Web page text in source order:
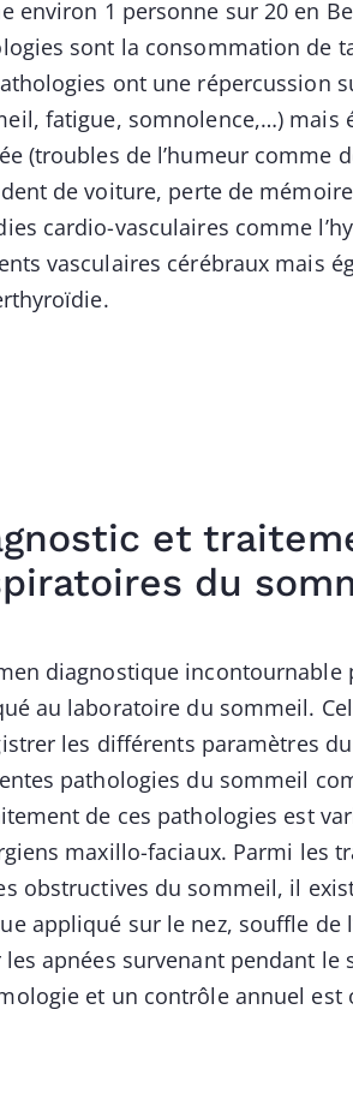
environ 1 personne sur 20 en
sont la consommation de
ont une répercussion
fatigue, somnolence,…) mais
(troubles de l’humeur
de voiture, perte de
cardio-vasculaires comme
vasculaires cérébraux mais
et
du
diagnostique
au laboratoire du sommeil.
les différents paramètres
pathologies du sommeil
de ces pathologies est
maxillo-faciaux. Parmi les
obstructives du sommeil, il
appliqué sur le nez, souffle de
les apnées survenant pendant
et un contrôle annuel est